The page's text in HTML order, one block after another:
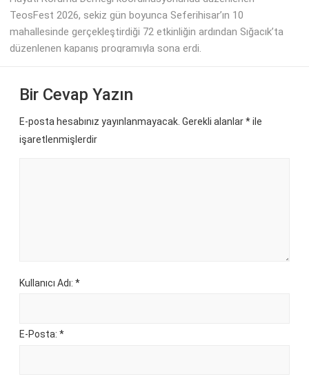
TeosFest 2026, sekiz gün boyunca Seferihisar’ın 10
mahallesinde gerçekleştirdiği 72 etkinliğin ardından Sığacık’ta
düzenlenen kapanış programıyla sona erdi.
Bir Cevap Yazın
E-posta hesabınız yayınlanmayacak. Gerekli alanlar*ile
işaretlenmişlerdir
Kullanıcı Adı: *
E-Posta: *